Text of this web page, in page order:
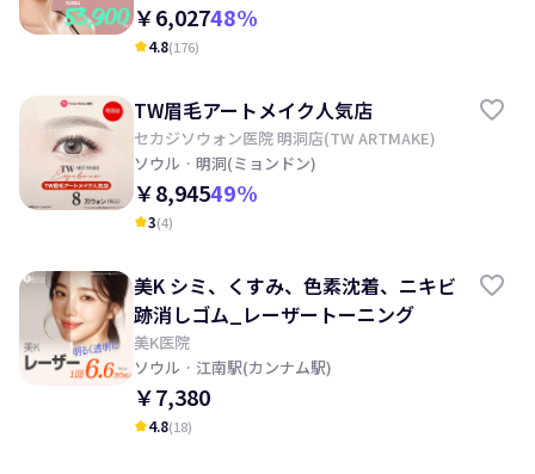
￥6,02748%
kid_star4.8(176)
TW眉毛アートメイク人気店
セカジソウォン医院 明洞店(TW ARTMAKE)
ソウル · 明洞(ミョンドン)
￥8,94549%
kid_star3(4)
美K シミ、くすみ、色素沈着、ニキビ
跡消しゴム_レーザートーニング
美K医院
ソウル · 江南駅(カンナム駅)
￥7,380
kid_star4.8(18)